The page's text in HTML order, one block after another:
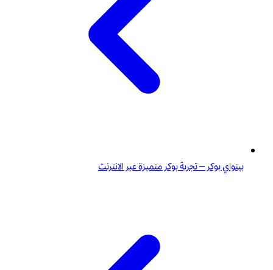
بيتواي بوكر – تجربة بوكر متميزة عبر الانترنت